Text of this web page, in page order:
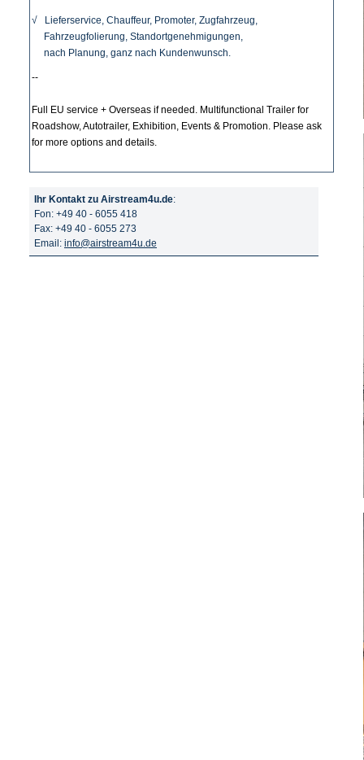
√ Lieferservice, Chauffeur, Promoter, Zugfahrzeug,
Fahrzeugfolierung, Standortgenehmigungen,
nach Planung, ganz nach Kundenwunsch.
--
Full EU service + Overseas if needed. Multifunctional Trailer for
Roadshow, Autotrailer, Exhibition, Events & Promotion. Please ask
for more options and details.
Ihr Kontakt zu Airstream4u.de:
Fon: +49 40 - 6055 418
Fax: +49 40 - 6055 273
Email: info@airstream4u.de